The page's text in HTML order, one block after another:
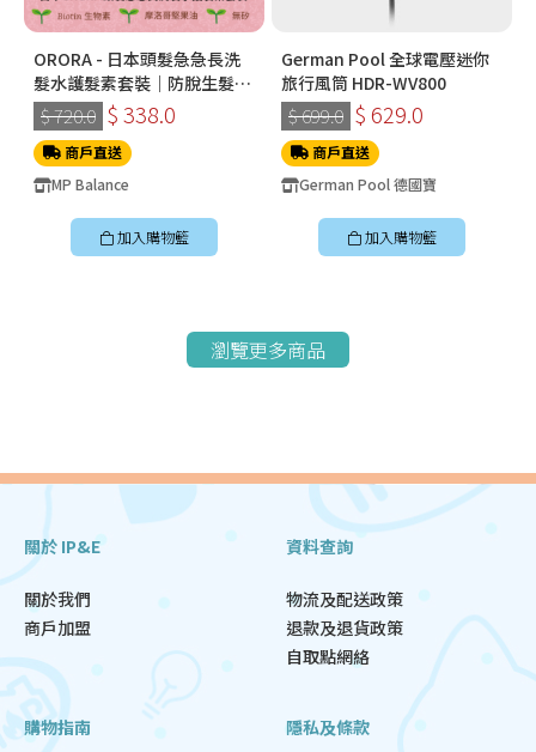
ORORA - 日本頭髮急急長洗
髮水護髮素套裝｜防脫生髮之
選$ 720.0 $ 338.0
商戶直送
MP Balance
加入購物籃
German Pool 全球電壓迷你
旅行風筒 HDR-WV800
$ 699.0 $ 629.0
商戶直送
German Pool 德國寶
加入購物籃
瀏覽更多商品
關於 IP&E
關於我們
商戶加盟
資料查詢
物流及配送政策
退款及退貨政策
自取點網絡
購物指南 隱私及條款